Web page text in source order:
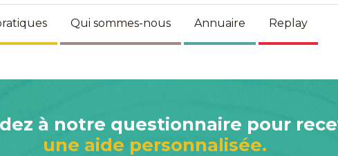
Qui sommes-nous Annuaire Replay
à notre questionnaire pour
une aide personnalisée.